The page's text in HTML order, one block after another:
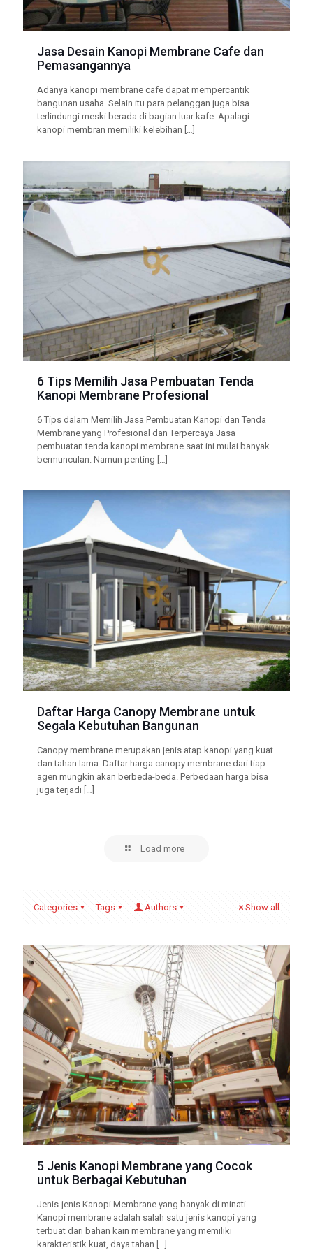
Jasa Desain Kanopi Membrane Cafe dan
Pemasangannya
Adanya kanopi membrane cafe dapat mempercantik
bangunan usaha. Selain itu para pelanggan juga bisa
terlindungi meski berada di bagian luar kafe. Apalagi
kanopi membran memiliki kelebihan […]
6 Tips Memilih Jasa Pembuatan Tenda
Kanopi Membrane Profesional
6 Tips dalam Memilih Jasa Pembuatan Kanopi dan Tenda
Membrane yang Profesional dan Terpercaya Jasa
pembuatan tenda kanopi membrane saat ini mulai banyak
bermunculan. Namun penting […]
Daftar Harga Canopy Membrane untuk
Segala Kebutuhan Bangunan
Canopy membrane merupakan jenis atap kanopi yang kuat
dan tahan lama. Daftar harga canopy membrane dari tiap
agen mungkin akan berbeda-beda. Perbedaan harga bisa
juga terjadi […]
Load more
Categories Tags Authors Show all
5 Jenis Kanopi Membrane yang Cocok
untuk Berbagai Kebutuhan
Jenis-jenis Kanopi Membrane yang banyak di minati
Kanopi membrane adalah salah satu jenis kanopi yang
terbuat dari bahan kain membrane yang memiliki
karakteristik kuat, daya tahan […]